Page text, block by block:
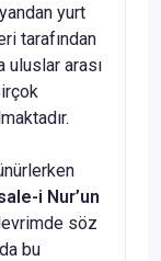
yurt
tarafından
uluslar arası
i Nur’un
söz
bu